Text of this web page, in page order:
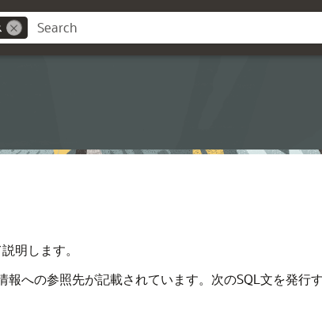
明します。
への参照先が記載されています。次のSQL文を発